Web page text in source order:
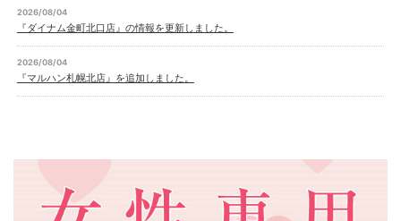
2026/08/04
『ダイナム金町北口店』の情報を更新しました。
2026/08/04
『マルハン札幌北店』を追加しました。
2026/08/04
2026/08/04